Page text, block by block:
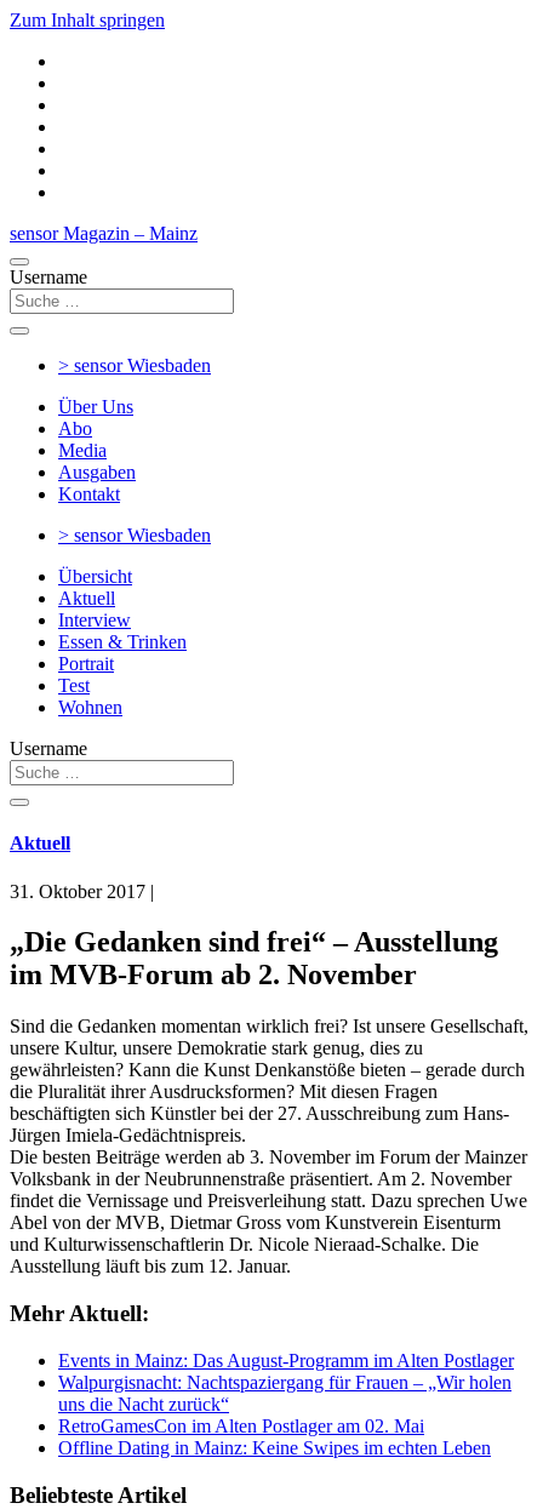
Zum Inhalt springen
sensor Magazin – Mainz
Username
> sensorWiesbaden
Über Uns
Abo
Media
Ausgaben
Kontakt
> sensorWiesbaden
Übersicht
Aktuell
Interview
Essen & Trinken
Portrait
Test
Wohnen
Username
Aktuell
31. Oktober 2017 |
„Die Gedanken sind frei“ – Ausstellung
im MVB-Forum ab 2. November
Sind die Gedanken momentan wirklich frei? Ist unsere Gesellschaft,
unsere Kultur, unsere Demokratie stark genug, dies zu
gewährleisten? Kann die Kunst Denkanstöße bieten – gerade durch
die Pluralität ihrer Ausdrucksformen? Mit diesen Fragen
beschäftigten sich Künstler bei der 27. Ausschreibung zum Hans-
Jürgen Imiela-Gedächtnispreis.
Die besten Beiträge werden ab 3. November im Forum der Mainzer
Volksbank in der Neubrunnenstraße präsentiert. Am 2. November
findet die Vernissage und Preisverleihung statt. Dazu sprechen Uwe
Abel von der MVB, Dietmar Gross vom Kunstverein Eisenturm
und Kulturwissenschaftlerin Dr. Nicole Nieraad-Schalke. Die
Ausstellung läuft bis zum 12. Januar.
Mehr Aktuell:
Events in Mainz: Das August-Programm im Alten Postlager
Walpurgisnacht: Nachtspaziergang für Frauen – „Wir holen
uns die Nacht zurück“
RetroGamesCon im Alten Postlager am 02. Mai
Offline Dating in Mainz: Keine Swipes im echten Leben
Beliebteste Artikel